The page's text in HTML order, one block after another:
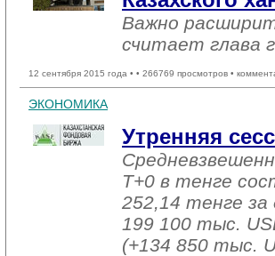
Важно
считает глава
12 сентября 2015 года • • 266769 просмотров •
ЭКОНОМИКА
Утренняя
T+0 в тенге
252,14 тенге
199 100 тыс.
(+134 850 тыс.